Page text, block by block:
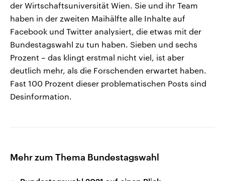
der Wirtschaftsuniversität Wien. Sie und ihr Team
haben in der zweiten Maihälfte alle Inhalte auf
Facebook und Twitter analysiert, die etwas mit der
Bundestagswahl zu tun haben. Sieben und sechs
Prozent – das klingt erstmal nicht viel, ist aber
deutlich mehr, als die Forschenden erwartet haben.
Fast 100 Prozent dieser problematischen Posts sind
Desinformation.
Mehr zum Thema Bundestagswahl